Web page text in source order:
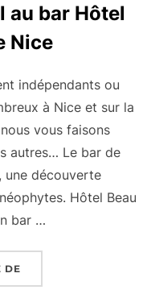
au bar Hôtel
Nice
indépendants ou
à Nice et sur la
vous faisons
autres… Le bar de
une découverte
Hôtel Beau
bar …
DE« DÉCOUVERTE